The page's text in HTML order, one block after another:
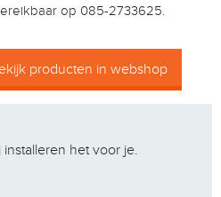
op 085-2733625.
producten in webshop
het voor je.